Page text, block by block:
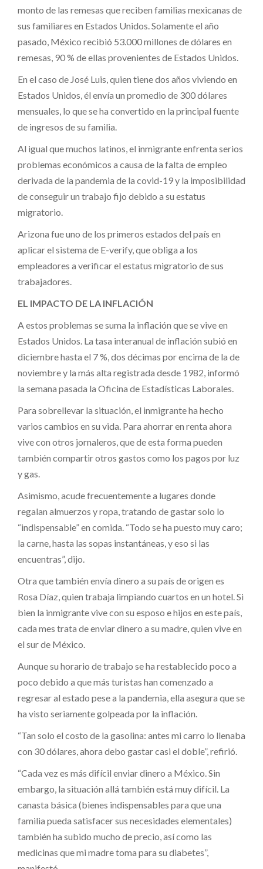
monto de las remesas que reciben familias mexicanas de
sus familiares en Estados Unidos. Solamente el año
pasado, México recibió 53.000 millones de dólares en
remesas, 90 % de ellas provenientes de Estados Unidos.
En el caso de José Luis, quien tiene dos años viviendo en
Estados Unidos, él envía un promedio de 300 dólares
mensuales, lo que se ha convertido en la principal fuente
de ingresos de su familia.
Al igual que muchos latinos, el inmigrante enfrenta serios
problemas económicos a causa de la falta de empleo
derivada de la pandemia de la covid-19 y la imposibilidad
de conseguir un trabajo fijo debido a su estatus
migratorio.
Arizona fue uno de los primeros estados del país en
aplicar el sistema de E-verify, que obliga a los
empleadores a verificar el estatus migratorio de sus
trabajadores.
EL IMPACTO DE LA INFLACIÓN
A estos problemas se suma la inflación que se vive en
Estados Unidos. La tasa interanual de inflación subió en
diciembre hasta el 7 %, dos décimas por encima de la de
noviembre y la más alta registrada desde 1982, informó
la semana pasada la Oficina de Estadísticas Laborales.
Para sobrellevar la situación, el inmigrante ha hecho
varios cambios en su vida. Para ahorrar en renta ahora
vive con otros jornaleros, que de esta forma pueden
también compartir otros gastos como los pagos por luz
y gas.
Asimismo, acude frecuentemente a lugares donde
regalan almuerzos y ropa, tratando de gastar solo lo
“indispensable” en comida. “Todo se ha puesto muy caro;
la carne, hasta las sopas instantáneas, y eso si las
encuentras”, dijo.
Otra que también envía dinero a su país de origen es
Rosa Díaz, quien trabaja limpiando cuartos en un hotel. Si
bien la inmigrante vive con su esposo e hijos en este país,
cada mes trata de enviar dinero a su madre, quien vive en
el sur de México.
Aunque su horario de trabajo se ha restablecido poco a
poco debido a que más turistas han comenzado a
regresar al estado pese a la pandemia, ella asegura que se
ha visto seriamente golpeada por la inflación.
“Tan solo el costo de la gasolina: antes mi carro lo llenaba
con 30 dólares, ahora debo gastar casi el doble”, refirió.
“Cada vez es más difícil enviar dinero a México. Sin
embargo, la situación allá también está muy difícil. La
canasta básica (bienes indispensables para que una
familia pueda satisfacer sus necesidades elementales)
también ha subido mucho de precio, así como las
medicinas que mi madre toma para su diabetes”,